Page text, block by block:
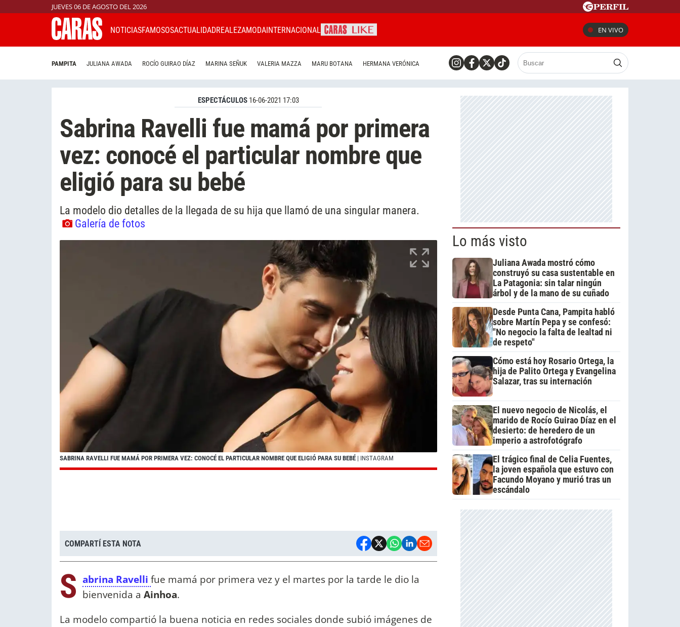
JUEVES 06 DE AGOSTO DEL 2026
NOTICIASFAMOSOSACTUALIDADREALEZAMODAINTERNACIONAL EN VIVO
PAMPITA JULIANA AWADA ROCÍO GUIRAO DÍAZ MARINA SEÑUK VALERIA MAZZA MARU BOTANA HERMANA VERÓNICA
ESPECTÁCULOS 16-06-2021 17:03
Sabrina Ravelli fue mamá por primera
vez: conocé el particular nombre que
eligió para su bebé
La modelo dio detalles de la llegada de su hija que llamó de una singular manera.
Galería de fotos
SABRINA RAVELLI FUE MAMÁ POR PRIMERA VEZ: CONOCÉ EL PARTICULAR NOMBRE QUE ELIGIÓ PARA SU BEBÉ | INSTAGRAM
COMPARTÍ ESTA NOTA
S abrina Ravelli fue mamá por primera vez y el martes por la tarde le dio la
bienvenida a Ainhoa.
La modelo compartió la buena noticia en redes sociales donde subió imágenes de
Lo más visto
Juliana Awada mostró cómo
construyó su casa sustentable en
La Patagonia: sin talar ningún
árbol y de la mano de su cuñado
Desde Punta Cana, Pampita habló
sobre Martín Pepa y se confesó:
"No negocio la falta de lealtad ni
de respeto"
Cómo está hoy Rosario Ortega, la
hija de Palito Ortega y Evangelina
Salazar, tras su internación
El nuevo negocio de Nicolás, el
marido de Rocío Guirao Díaz en el
desierto: de heredero de un
imperio a astrofotógrafo
El trágico final de Celia Fuentes,
la joven española que estuvo con
Facundo Moyano y murió tras un
escándalo